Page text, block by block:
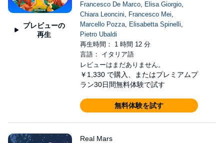
プレビューの
再生
Francesco De Marco, Elisa Giorgio,
Chiara Leoncini, Francesco Mei,
Marcello Pozza, Elisabetta Spinelli,
Pietro Ubaldi
再生時間： 1 時間 12 分
言語： イタリア語
レビューはまだありません。
￥1,330 で購入、またはプレミアムプ
ラン30日間無料体験で試す
無料体験を試す
Real Mars